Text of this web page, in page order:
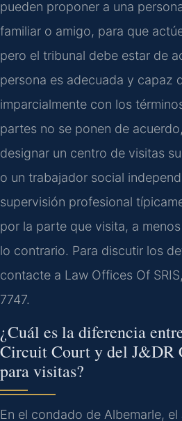
pueden proponer a una
familiar o amigo, para que
pero el tribunal debe estar de
persona es adecuada y capaz
imparcialmente con los
partes no se ponen de
designar un centro de visitas
o un trabajador social
supervisión profesional
por la parte que visita, a
lo contrario. Para discutir los
contacte a Law Offices Of
7747.
¿Cuál es la diferencia
Circuit Court y del J&DR
para visitas?
En el condado de Albemarle, el